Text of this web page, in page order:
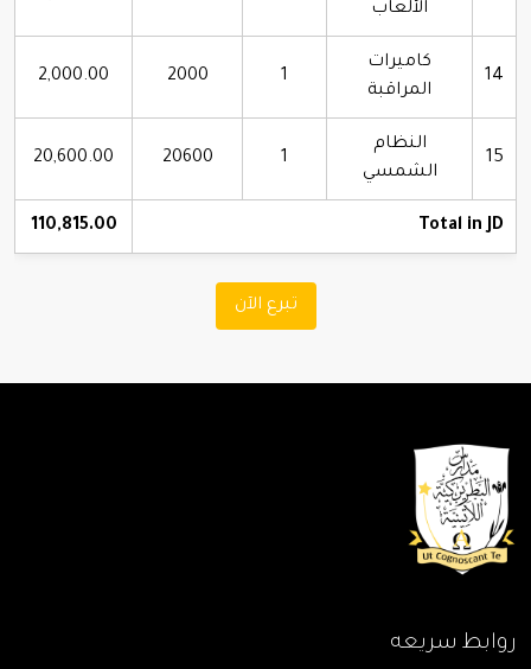
الألعاب
14
كاميرات
المراقبة
1
2000
2,000.00
15
النظام
الشمسي
1
20600
20,600.00
Total in JD
110,815.00
تبرع الآن
روابط سريعه